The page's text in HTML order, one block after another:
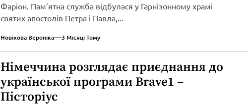
Фаріон. Пам’ятна служба відбулася у Гарнізонному храмі
святих апостолів Петра і Павла,...
Новікова Вероніка 3 Місяці Тому
Німеччина розглядає приєднання до
української програми Brave1 –
Пісторіус